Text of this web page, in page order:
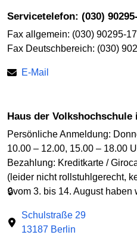
Servicetelefon: (030)
Fax allgemein: (030) 90295-
Fax Deutschbereich: (030)
E-Mail
Haus der
Persönliche Anmeldung:
10.00 – 12.00, 15.00 – 18.00
Bezahlung: Kreditkarte /
(leider nicht rollstuhlgerecht,
🔒vom 3. bis 14. August
Schulstraße 29
13187 Berlin